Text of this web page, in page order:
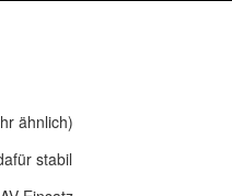
ähnlich)
stabil